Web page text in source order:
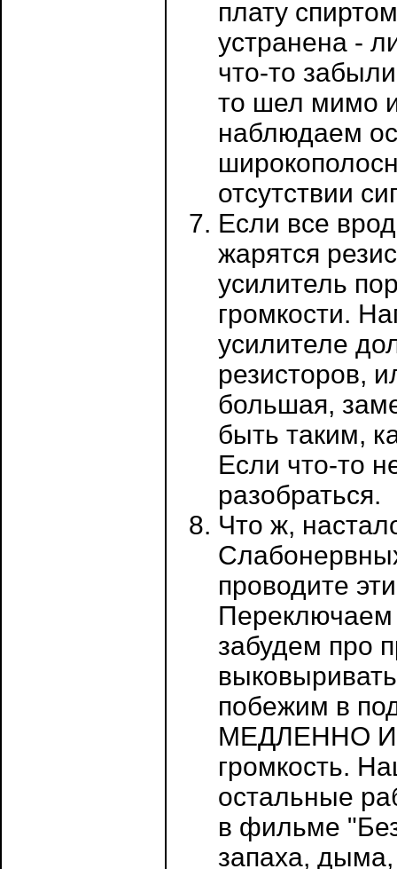
плату
устранена -
что-то
то шел мимо
наблюдаем
отсутствии
Если все
жарятся
усилитель
громкости.
усилителе
резисторов,
большая,
быть таким,
Если что-то
разобраться.
Что ж,
проводите
забудем про
побежим в
МЕДЛЕННО И
громкость.
остальные
в фильме
запаха,